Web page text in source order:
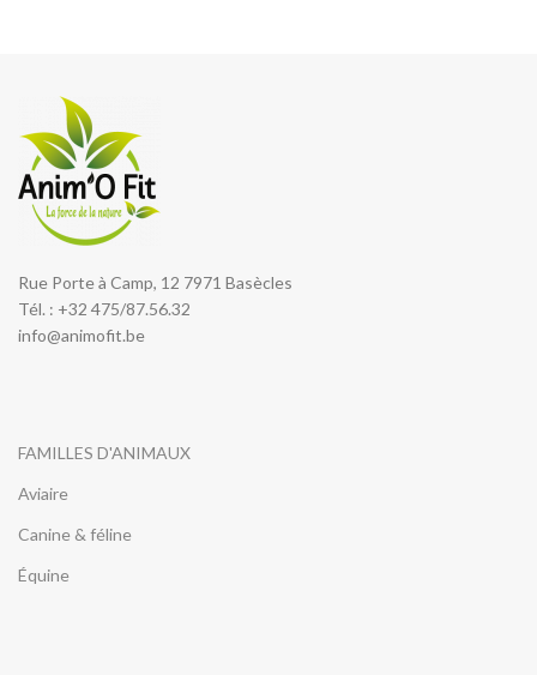
Rue Porte à Camp, 12 7971 Basècles
Tél. : +32 475/87.56.32
info@animofit.be
FAMILLES D'ANIMAUX
Aviaire
Canine & féline
Équine